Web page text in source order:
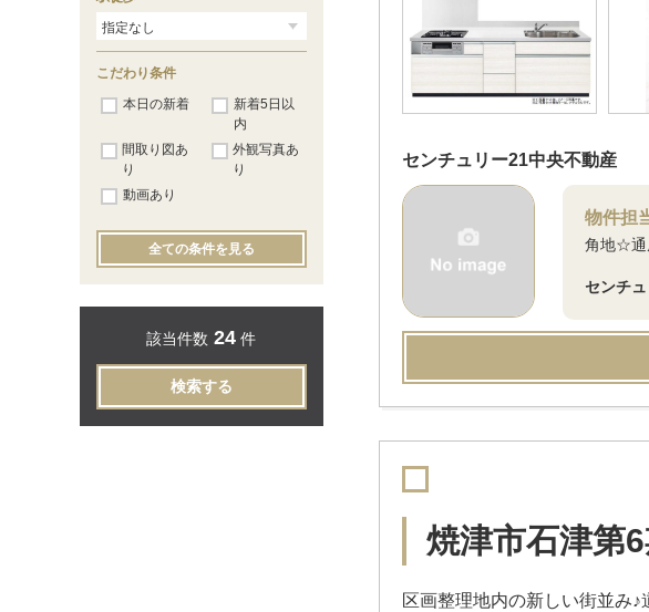
センチュリー21中央不動産
物件担
角地☆通
センチ
焼津市石津第
区画整理地内の新しい街並み
こだわり条件
本日の新着
新着5日以
内
間取り図あ
り
外観写真あ
り
動画あり
全ての条件を見る
該当件数 24 件
検索する